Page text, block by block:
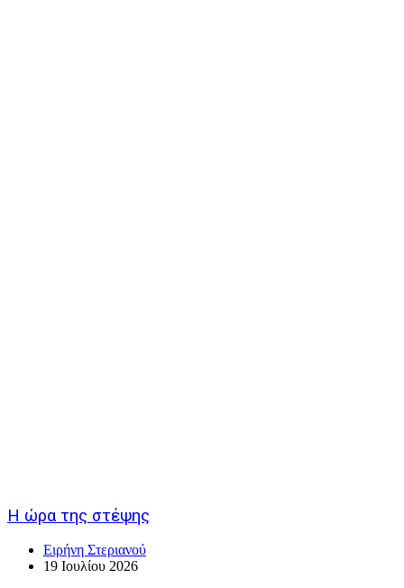
Η ώρα της στέψης
Ειρήνη Στεριανού
19 Ιουλίου 2026